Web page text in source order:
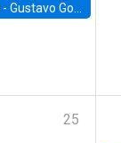
- Gustavo González, Banco Central de Chile
25